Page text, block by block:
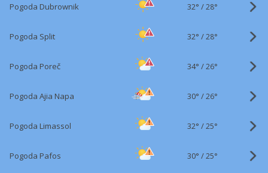
Pogoda Dubrownik 32° /28°
Pogoda Split 32° /28°
Pogoda Poreč 34° /26°
Pogoda Ajia Napa 30° /26°
Pogoda Limassol 32° /25°
Pogoda Pafos 30° /25°